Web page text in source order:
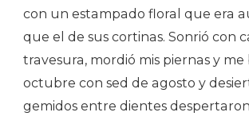
con un estampado floral que era
que el de sus cortinas. Sonrió con
travesura, mordió mis piernas y
octubre con sed de agosto y
gemidos entre dientes